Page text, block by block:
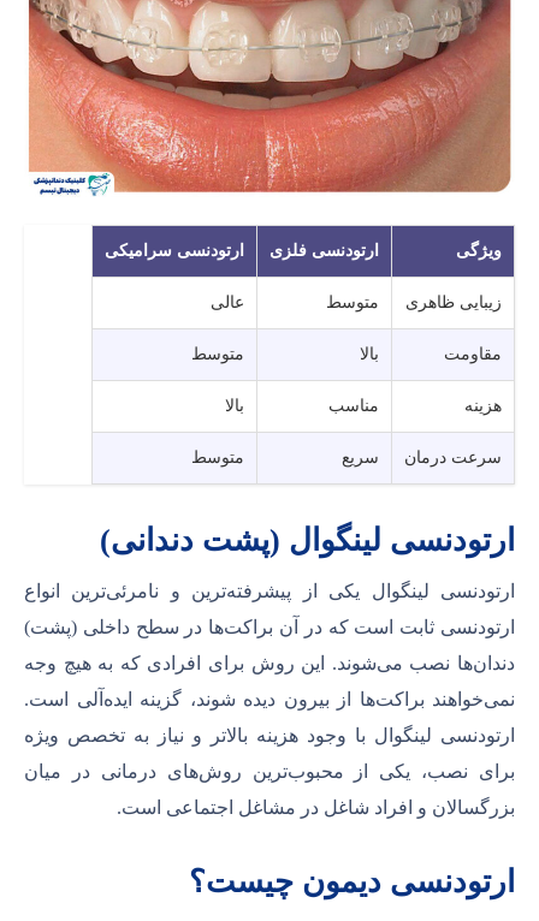
ویژگی ارتودنسی فلزی ارتودنسی سرامیکی
زیبایی ظاهری متوسط عالی
مقاومت بالا متوسط
هزینه مناسب بالا
سرعت درمان سریع متوسط
ارتودنسی لینگوال (پشت دندانی)
ارتودنسی لینگوال یکی از پیشرفته‌ترین و نامرئی‌ترین انواع
ارتودنسی ثابت است که در آن براکت‌ها در سطح داخلی (پشت)
دندان‌ها نصب می‌شوند. این روش برای افرادی که به هیچ وجه
نمی‌خواهند براکت‌ها از بیرون دیده شوند، گزینه ایده‌آلی است.
ارتودنسی لینگوال با وجود هزینه بالاتر و نیاز به تخصص ویژه
برای نصب، یکی از محبوب‌ترین روش‌های درمانی در میان
بزرگسالان و افراد شاغل در مشاغل اجتماعی است.
ارتودنسی دیمون چیست؟